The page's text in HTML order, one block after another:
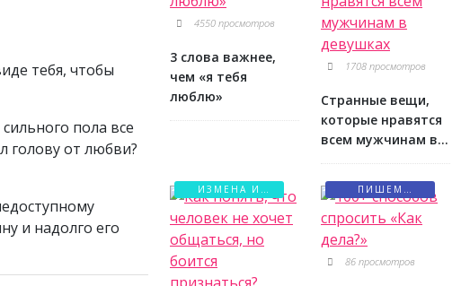
тебя, чтобы
пола все
голову от любви?
и надолго его
4550 просмотров
3 слова важнее,
чем «я тебя
люблю»
1708 просмотров
Странные вещи,
которые нравятся
всем мужчинам в
девушках
ИЗМЕНА И
БОЛЬ
ПИШЕМ
ПИСЬМА
86 просмотров